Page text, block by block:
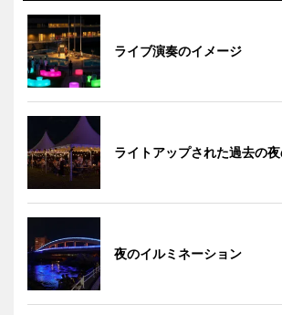
ライブ演奏のイメージ
ライトアップされた過去の
夜のイルミネーション